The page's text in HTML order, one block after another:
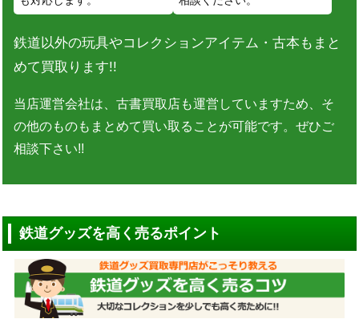
鉄道以外の玩具やコレクションアイテム・古本もまと
めて買取ります!!
当店運営会社は、古書買取店も運営していますため、そ
の他のものもまとめて買い取ることが可能です。ぜひご
相談下さい!!
鉄道グッズを高く売るポイント